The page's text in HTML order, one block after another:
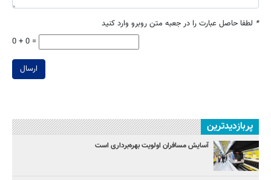
* لطفا حاصل عبارت را در جعبه متن روبرو وارد کنید
0 + 0 =
ارسال
پربازدیدترین
آسایش مسافران اولویت بهره‌برداری است